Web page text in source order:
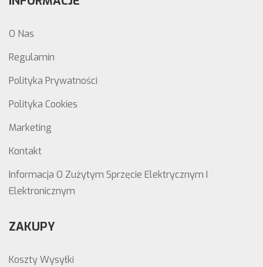
O Nas
Regulamin
Polityka Prywatności
Polityka Cookies
Marketing
Kontakt
Informacja O Zużytym Sprzęcie Elektrycznym I
Elektronicznym
ZAKUPY
Koszty Wysyłki